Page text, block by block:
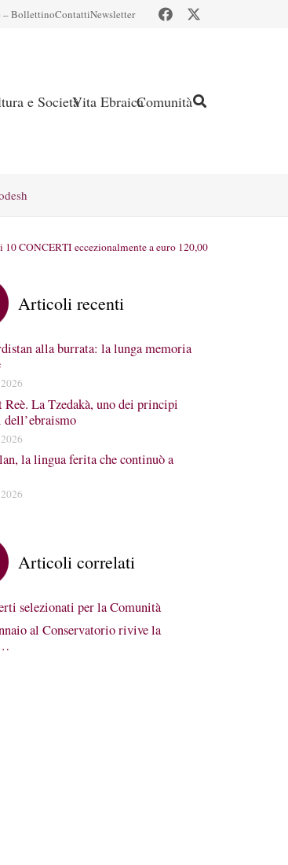
– BollettinoContattiNewsletter
e SocietàVita EbraicaComunità
CONCERTI eccezionalmente a euro 120,00
Articoli recenti
alla burrata: la lunga memoria
Reè. La Tzedakà, uno dei principi
la lingua ferita che continuò a
Articoli correlati
selezionati per la Comunità
al Conservatorio rivive la